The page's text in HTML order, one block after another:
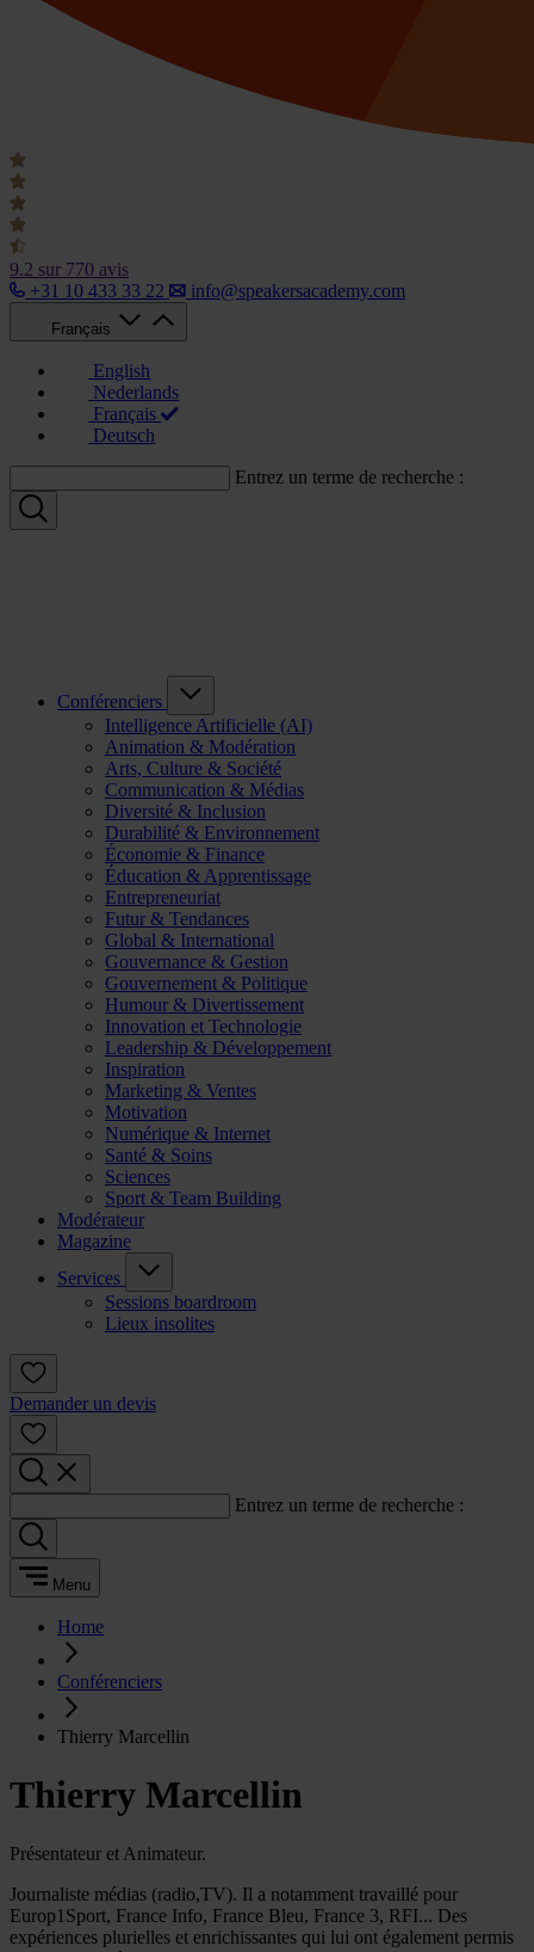
9.2 sur 770 avis
+31 10 433 33 22
info@speakersacademy.com
Français
English
Nederlands
Français
Deutsch
Entrez un terme de recherche :
Conférenciers
Intelligence Artificielle (AI)
Animation & Modération
Arts, Culture & Société
Communication & Médias
Diversité & Inclusion
Durabilité & Environnement
Économie & Finance
Éducation & Apprentissage
Entrepreneuriat
Futur & Tendances
Global & International
Gouvernance & Gestion
Gouvernement & Politique
Humour & Divertissement
Innovation et Technologie
Leadership & Développement
Inspiration
Marketing & Ventes
Motivation
Numérique & Internet
Santé & Soins
Sciences
Sport & Team Building
Modérateur
Magazine
Services
Sessions boardroom
Lieux insolites
Demander un devis
Entrez un terme de recherche :
Menu
Home
Conférenciers
Thierry Marcellin
Thierry Marcellin
Présentateur et Animateur.
Journaliste médias (radio,TV). Il a notamment travaillé pour
Europ1Sport, France Info, France Bleu, France 3, RFI... Des
expériences plurielles et enrichissantes qui lui ont également permis